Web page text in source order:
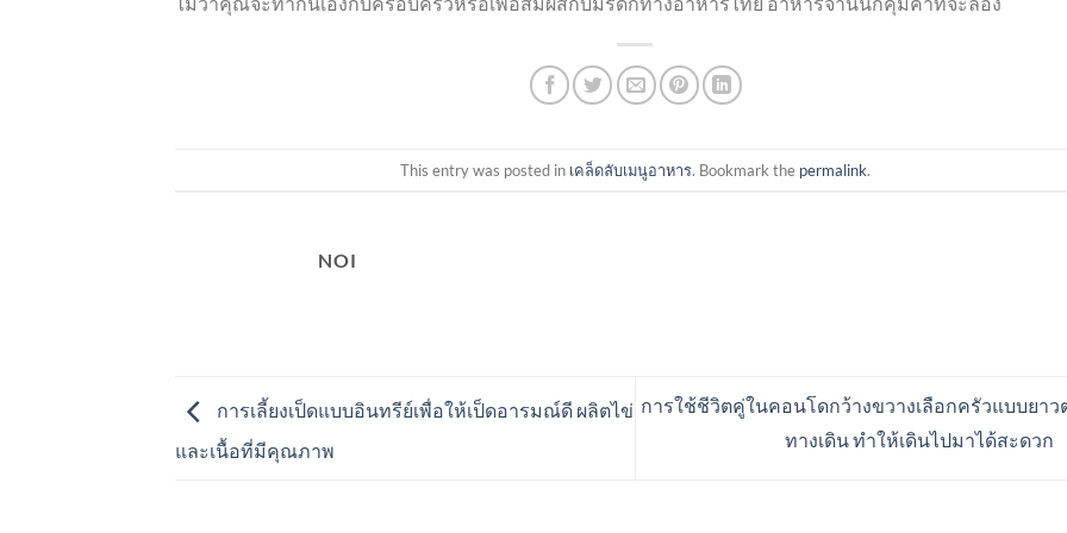
This entry was posted in เคล็ดลับเมนูอาหาร. Bookmark the permalink.
NOI
การเลี้ยงเป็ดแบบอินทรีย์เพื่อให้เป็ดอารมณ์ดี ผลิตไข่
และเนื้อที่มีคุณภาพ
การใช้ชีวิตคู่ในคอนโดกว้างขวางเลือกครัวแบบยาว
ทางเดิน ทำให้เดินไปมาได้สะดวก